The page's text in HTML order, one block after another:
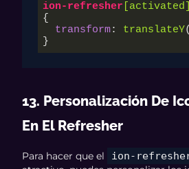
ion-refresher [activated]
{
transform: translateY(
}
13. Personalización De
En El Refresher
Para hacer que el ion-